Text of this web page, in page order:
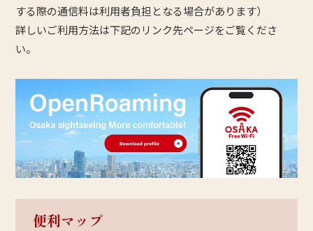
する際の通信料は利用者負担となる場合があります）
詳しいご利用方法は下記のリンク先ページをご覧くださ
い。
便利マップ